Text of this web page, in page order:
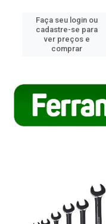
Faça seu login ou
cadastre-se para
ver preços e
comprar